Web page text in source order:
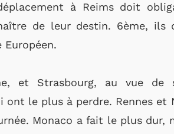
à Reims doit
de leur destin. 6ème, ils
Européen.
et Strasbourg, au vue de
ont le plus à perdre. Rennes
Monaco a fait le plus dur,